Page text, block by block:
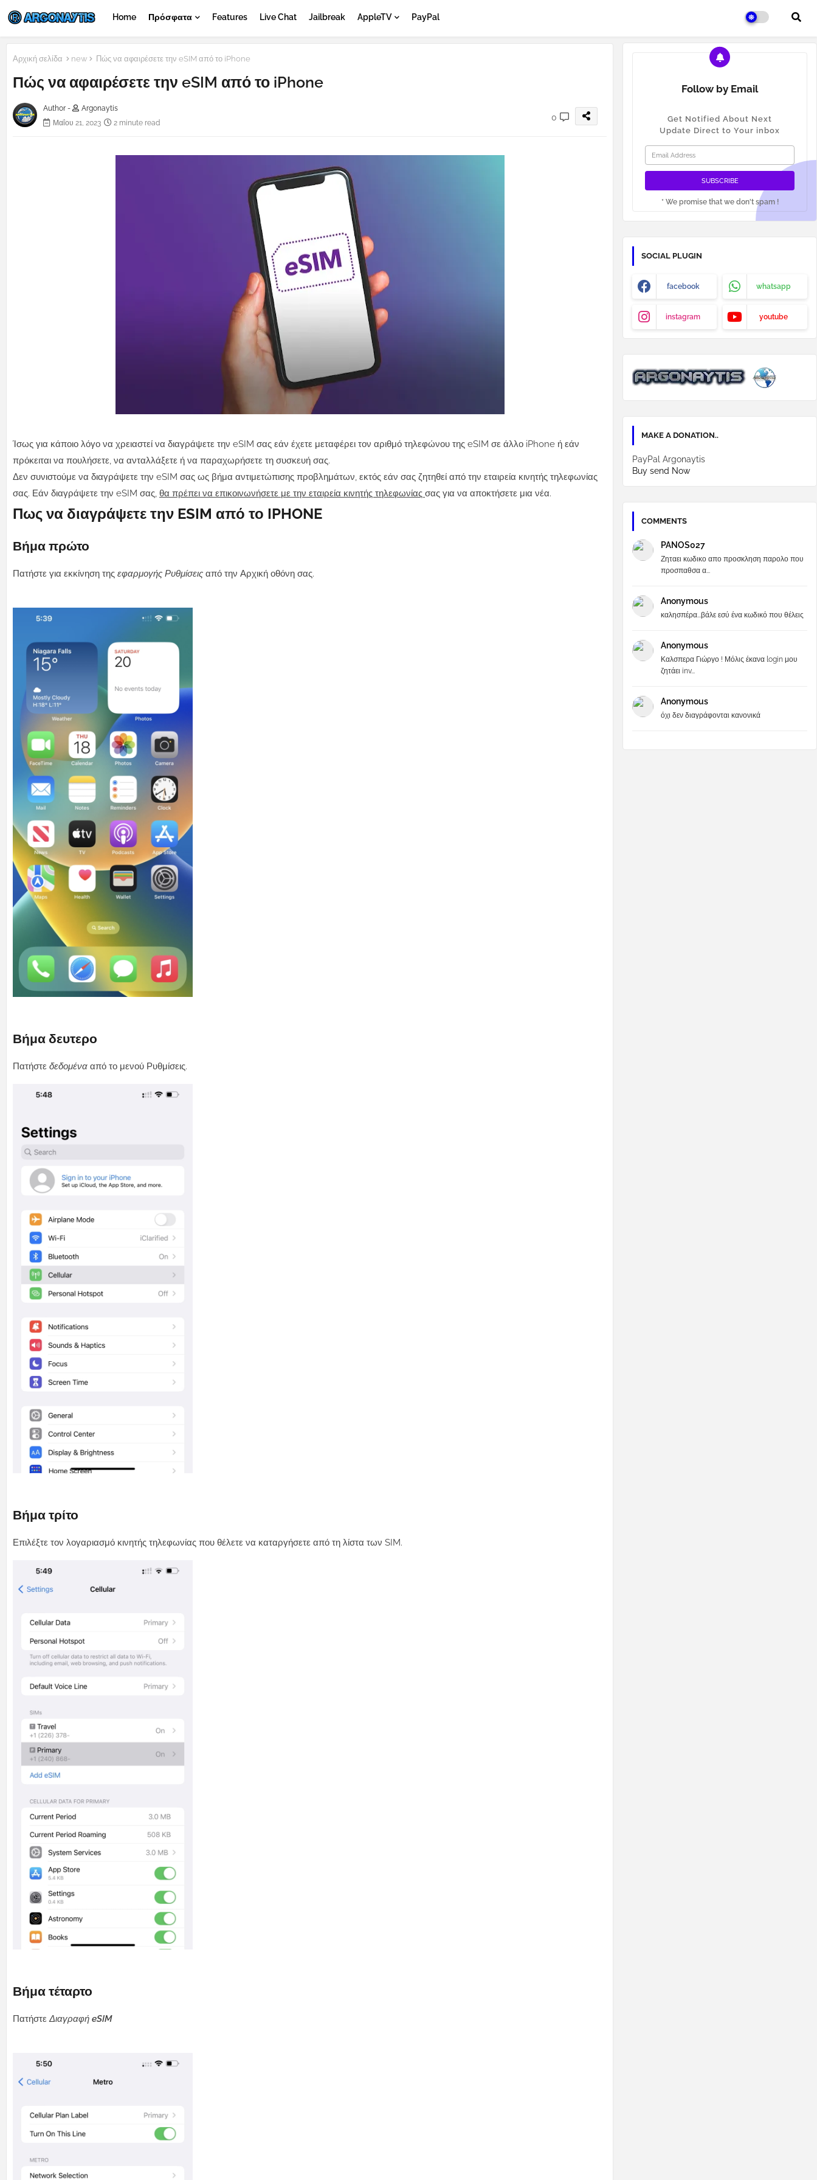
Home Πρόσφατα Features Live Chat Jailbreak AppleTV PayPal
Αρχική σελίδα new Πώς να αφαιρέσετε την eSIM από το iPhone
Πώς να αφαιρέσετε την eSIM από το iPhone
Author -
Argonaytis
Μαΐου 21, 2023
2 minute read
0
Ίσως για κάποιο λόγο να χρειαστεί να διαγράψετε την eSIM σας εάν έχετε μεταφέρει τον αριθμό τηλεφώνου της eSIM σε άλλο iPhone ή εάν
πρόκειται να πουλήσετε, να ανταλλάξετε ή να παραχωρήσετε τη συσκευή σας.
Δεν συνιστούμε να διαγράψετε την eSIM σας ως βήμα αντιμετώπισης προβλημάτων, εκτός εάν σας ζητηθεί από την εταιρεία κινητής τηλεφωνίας
σας. Εάν διαγράψετε την eSIM σας, θα πρέπει να επικοινωνήσετε με την εταιρεία κινητής τηλεφωνίας σας για να αποκτήσετε μια νέα.
Πως να διαγράψετε την ESIM από το IPHONE
Βήμα πρώτο
Πατήστε για εκκίνηση της εφαρμογής Ρυθμίσεις από την Αρχική οθόνη σας.
Βήμα δευτερο
Πατήστε δεδομένα από το μενού Ρυθμίσεις.
Βήμα τρίτο
Επιλέξτε τον λογαριασμό κινητής τηλεφωνίας που θέλετε να καταργήσετε από τη λίστα των SIM.
Βήμα τέταρτο
ΠατήστεΔιαγραφή eSIM
Follow by Email
Get Notified About Next
Update Direct to Your inbox
* We promise that we don't spam !
SOCIAL PLUGIN
facebook whatsapp
instagram youtube
MAKE A DONATION..
PayPal Argonaytis
Buy send Now
COMMENTS
PANOS027
Ζηταει κωδικο απο προσκληση παρολο που
προσπαθσα α...
Anonymous
καλησπέρα...βάλε εσύ ένα κωδικό που θέλεις
Anonymous
Καλσπερα Γιώργο ! Μόλις έκανα login μου
ζητάει inv...
Anonymous
όχι δεν διαγράφονται κανονικά